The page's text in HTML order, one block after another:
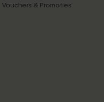
Vouchers & Promoties